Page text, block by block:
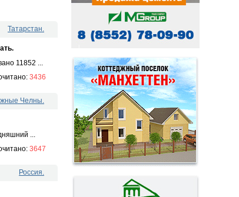
Татарстан.
11852 ...
3436
Челны.
...
3647
Россия.